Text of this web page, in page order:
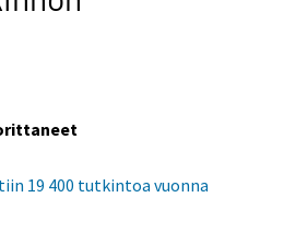
19 400 tutkintoa vuonna